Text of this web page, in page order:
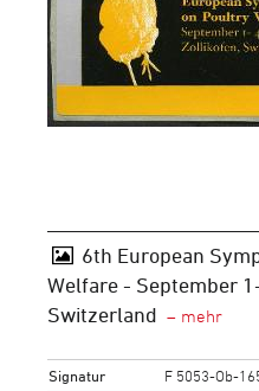
6th European
Welfare - September
Switzerland
Signatur
F 5053-Ob-